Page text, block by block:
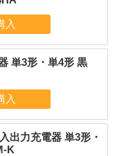
単3形・単4形 黒
出力充電器 単3形・
K